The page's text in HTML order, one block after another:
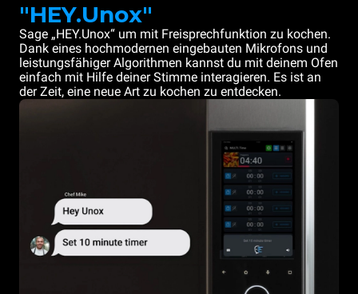
"HEY.Unox"
Sage „HEY.Unox“ um mit Freisprechfunktion zu kochen.
Dank eines hochmodernen eingebauten Mikrofons und
leistungsfähiger Algorithmen kannst du mit deinem Ofen
einfach mit Hilfe deiner Stimme interagieren. Es ist an
der Zeit, eine neue Art zu kochen zu entdecken.